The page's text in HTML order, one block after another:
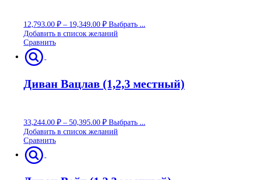
12,793.00 ₽ – 19,349.00 ₽ Выбрать ...
Добавить в список желаний
Сравнить
Диван Вацлав (1,2,3 местный)
33,244.00 ₽ – 50,395.00 ₽ Выбрать ...
Добавить в список желаний
Сравнить